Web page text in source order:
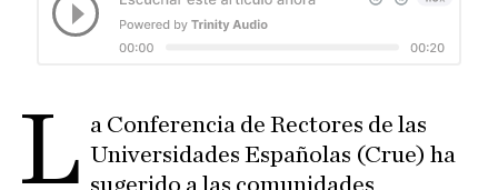
L a Conferencia de Rectores de las
Universidades Españolas (Crue) ha
sugerido a las comunidades